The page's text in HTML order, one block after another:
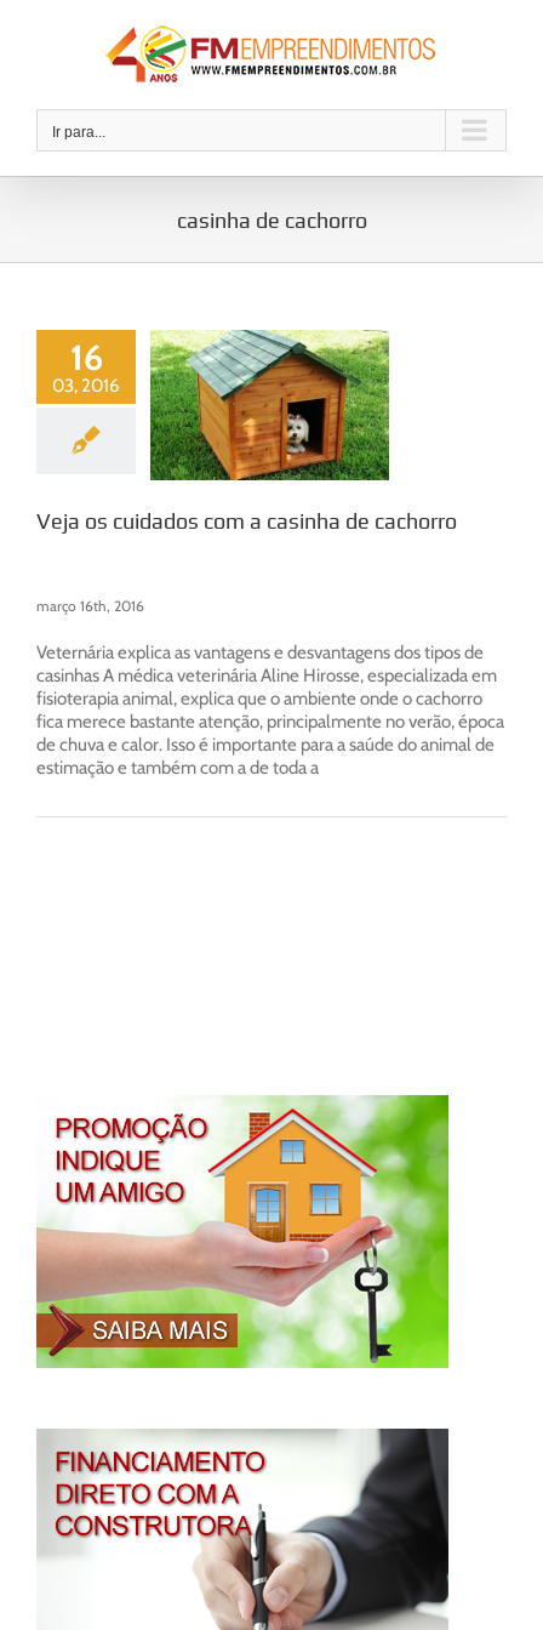
Ir para...
casinha de cachorro
16
03, 2016
Veja os cuidados com a casinha de cachorro
março 16th, 2016
Veternária explica as vantagens e desvantagens dos tipos de
casinhas A médica veterinária Aline Hirosse, especializada em
fisioterapia animal, explica que o ambiente onde o cachorro
fica merece bastante atenção, principalmente no verão, época
de chuva e calor. Isso é importante para a saúde do animal de
estimação e também com a de toda a